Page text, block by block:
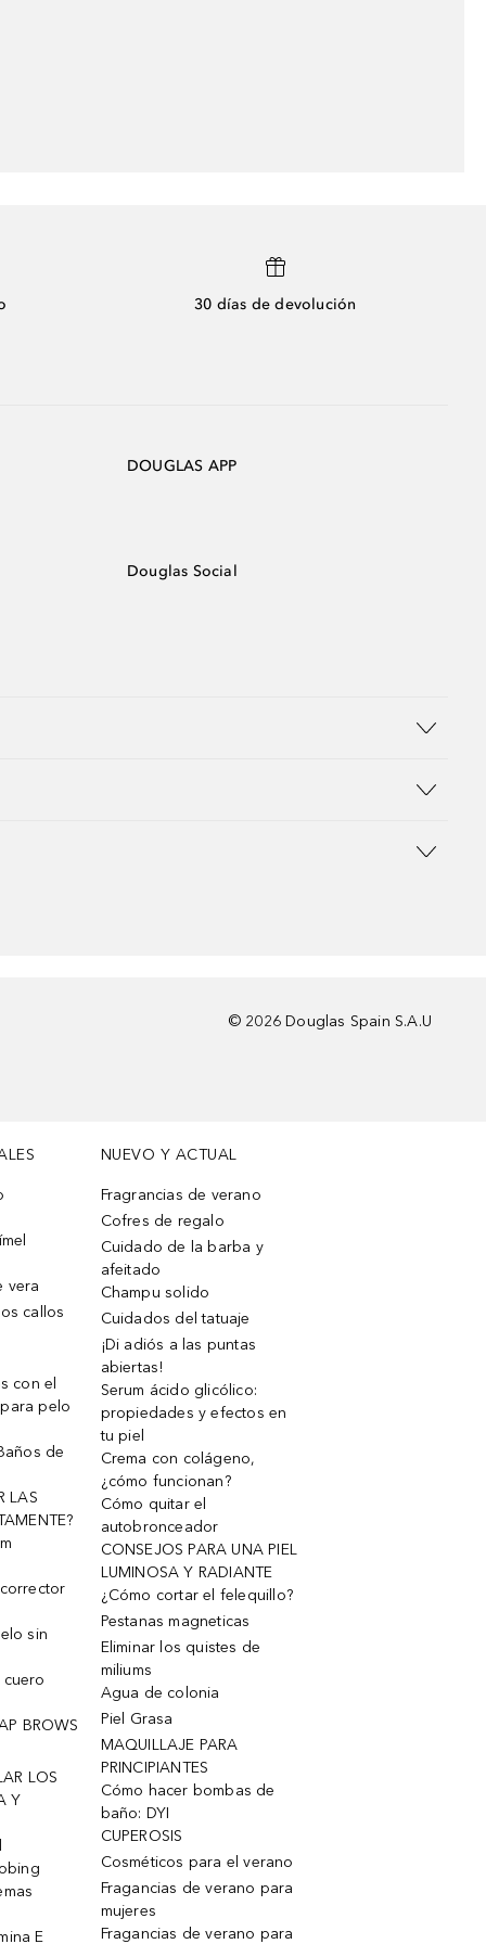
30 días de devolución
DOUGLAS APP
Douglas Social
© 2026 Douglas Spain S.A.U
vera
callos
con el
pelo
de
LAS
sin
cuero
BROWS
LOS
Y
E
NUEVO Y ACTUAL
Fragrancias de verano
Cofres de regalo
Cuidado de la barba y
afeitado
Champu solido
Cuidados del tatuaje
¡Di adiós a las puntas
abiertas!
Serum ácido glicólico:
propiedades y efectos en
tu piel
Crema con colágeno,
¿cómo funcionan?
Cómo quitar el
autobronceador
CONSEJOS PARA UNA PIEL
LUMINOSA Y RADIANTE
¿Cómo cortar el felequillo?
Pestanas magneticas
Eliminar los quistes de
miliums
Agua de colonia
Piel Grasa
MAQUILLAJE PARA
PRINCIPIANTES
Cómo hacer bombas de
baño: DYI
CUPEROSIS
Cosméticos para el verano
Fragancias de verano para
mujeres
Fragancias de verano para